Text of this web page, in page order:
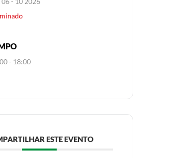
- 18:00
ESTE EVENTO